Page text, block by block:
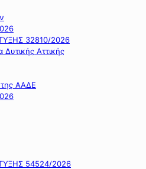
32810/2026
Δυτικής Αττικής
της ΑΑΔΕ
54524/2026